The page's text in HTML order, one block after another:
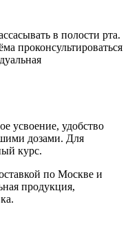
в полости рта.
проконсультироваться
усвоение, удобство
дозами. Для
курс.
по Москве и
продукция,